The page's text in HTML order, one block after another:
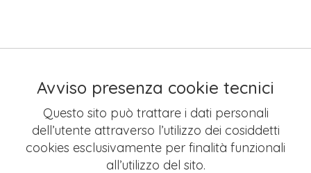
Avviso presenza cookie tecnici
Questo sito può trattare i dati personali
dell’utente attraverso l’utilizzo dei cosiddetti
cookies esclusivamente per finalità funzionali
all’utilizzo del sito.